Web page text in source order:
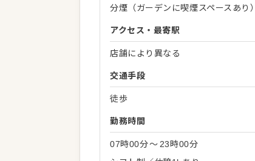
分煙（ガーデンに喫煙スペースあり）
アクセス・最寄駅
店舗により異なる
交通手段
徒歩
勤務時間
07時00分〜 23時00分